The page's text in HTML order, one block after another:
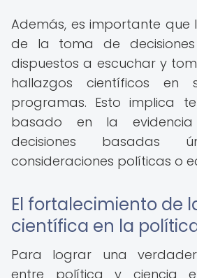
Además, es importante que
de la toma de
dispuestos a escuchar y
hallazgos científicos en
programas. Esto implica
basado en la
decisiones basadas
consideraciones políticas o
El fortalecimiento de
científica en la
Para lograr una
entre política y ciencia